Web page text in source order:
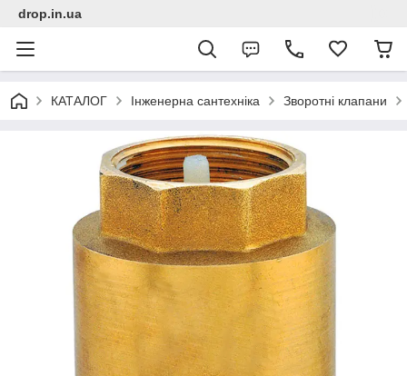
drop.in.ua
КАТАЛОГ Інженерна сантехніка Зворотні клапани